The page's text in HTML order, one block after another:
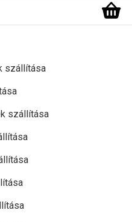
szállítása
szállítása